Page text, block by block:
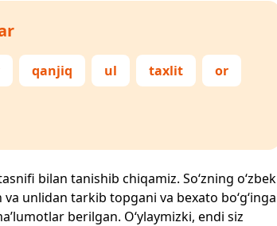
qanjiq ul taxlit or
bilan tanishib chiqamiz. So‘zning o‘zbek
unlidan tarkib topgani va bexato bo‘g‘inga
berilgan. O‘ylaymizki, endi siz